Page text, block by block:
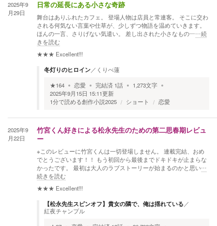
2025年9
月29日
日常の延長にある小さな奇跡
舞台はありふれたカフェ。 登場人物は店員と常連客。 そこに交わ
される何気ない言葉や仕草が、少しずつ物語を温めていきます。
ほんの一言、さりげない気遣い。 差し出された小さなもの―…続
きを読む
★★★ Excellent!!!
冬灯りのヒロイン／ くりべ蓮
★164 恋愛 完結済 1話 1,273文字
2025年9月15日 15:11更新
1分で読める創作小説2025
ショート 恋愛
2025年9
月22日
竹宮くん好きによる松永先生のための第二思春期レビュ
ー
※このレビューに竹宮くんは一切登場しません。 連載完結、おめ
でとうございます！！ もう初回から最後までドキドキが止まらな
かったです。 最初は大人のラブストーリーが始まるのかと思い…
続きを読む
★★★ Excellent!!!
【松永先生スピンオフ】貴女の隣で、俺は揺れている ／
紅夜チャンプル